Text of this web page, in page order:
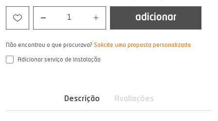
1 adicionar
Não encontrou o que procurava? Solicite uma proposta personalizada
Adicionar serviço de instalação
Descrição Avaliações